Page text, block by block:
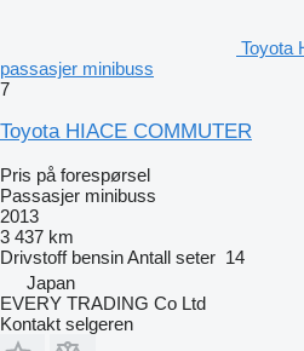
Toyota
passasjer minibuss
7
Toyota HIACE COMMUTER
Pris på forespørsel
Passasjer minibuss
2013
3 437 km
Drivstoff bensinAntall seter 14
Japan
EVERY TRADING Co Ltd
Kontakt selgeren